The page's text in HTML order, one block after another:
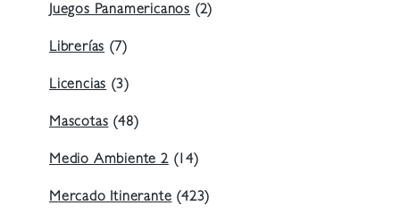
Juegos Panamericanos (2)
Librerías (7)
Licencias (3)
Mascotas (48)
Medio Ambiente 2(14)
Mercado Itinerante (423)